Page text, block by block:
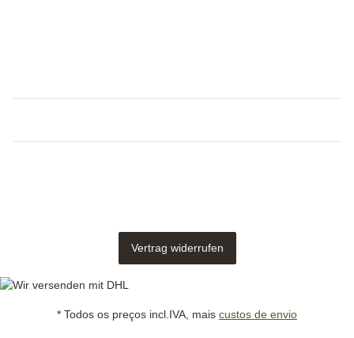
Vertrag widerrufen
* Todos os preços incl.IVA, mais custos de envio